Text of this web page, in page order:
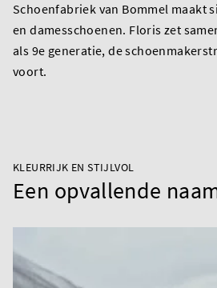
Schoenfabriek van Bommel maakt
en damesschoenen. Floris zet
als 9e generatie, de
voort.
KLEURRIJK EN STIJLVOL
Een opvallende